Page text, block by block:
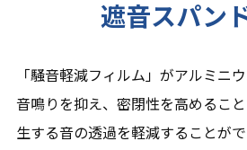
遮音スパン
「騒音軽減フィルム」がアルミニ
音鳴りを抑え、密閉性を高めるこ
生する音の透過を軽減することが